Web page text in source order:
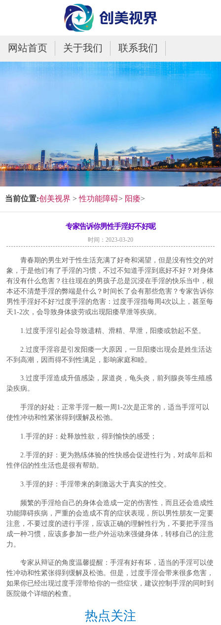
网站首页 关于我们 联系我们
当前位置:创美视界 >性功能障碍> 阳痿>
专家告诉你男性手淫好不好呢
时间：2023-03-20
青春期的男生对于性生活充满了好奇和渴望，但是没有性交的对
象，于是他们有了手淫的习惯，不过不知道手淫到底好不好？对身体
有没有什么危害？往往现在的男孩子总是沉浸在手淫的快乐当中，根
本还不清楚手淫的弊端是什么？时间长了会有那些危害？专家告诉你
男性手淫好不好?过度手淫的危害：过度手淫指每周4次以上，甚至每
天1-2次，会导致身体疲劳或出现阳痿早泄等疾病。
1.过度手淫引起会导致遗精、滑精、早泄，阳痿或勃起不坚。
2.过度手淫容是引发阳痿一大原因，一旦阳痿出现会是姓生活达
不到高潮，因而得不到性满足，影响家庭和睦。
3.过度手淫造成升值感染，尿道炎，龟头炎，前列腺炎等生殖感
染疾病。
手淫的好处：正常手淫一般一周1-2次是正常的，适当手淫可以
使性冲动和性紧张得到缓解及松弛。
1.手淫的好：处释放性欲，得到愉快的感受；
2.手淫的好：更为熟练体验的性快感会促进性行为，对成年后和
性伴侣的性生活也是很有帮助。
3.手淫的好：手淫带来的刺激远大于真实的性交。
频繁的手淫给自己的身体会造成一定的伤害性，而且还会造成性
功能障碍疾病，严重的会造成不育的症状表现，所以男性朋友一定要
注意，不要过度的进行手淫，应该正确的理解性行为，不要把手淫当
成一种习惯，应该多参加一些户外运动来强健身体，转移自己的注意
力。
专家从辩证的角度温馨提醒：手淫有好有坏，适当的手淫可以使
性冲动和性紧张得到缓解及松弛。但是，过度手淫会带来很多危害，
如果你已经出现过度手淫带给你的一些症状，建议控制手淫的同时到
医院做个详细的检查。
热点关注